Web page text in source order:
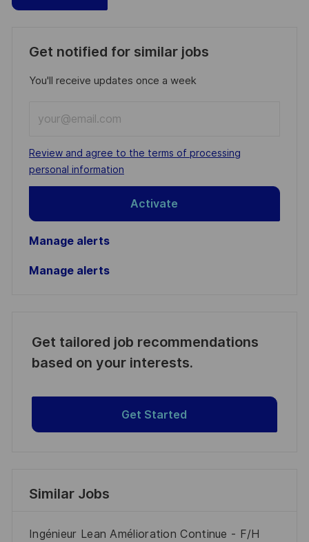
Get notified for similar jobs
You'll receive updates once a week
Email
address
(Required)
Required
Review and agree to the terms of processing
personal information
Activate
Manage alerts
Manage alerts
Get tailored job recommendations
based on your interests.
Get Started
Similar Jobs
Ingénieur Lean Amélioration Continue - F/H